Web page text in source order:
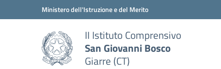
Vai ai contenuti
Vai al menu di navigazioneMinistero dell'Istruzione e del Merito
II Istituto Comprensivo
San Giovanni Bosco
Giarre (CT)